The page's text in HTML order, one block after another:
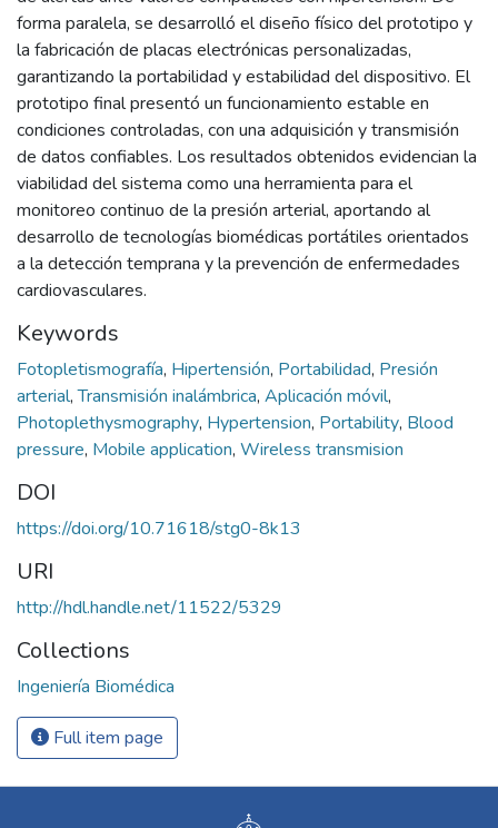
forma paralela, se desarrolló el diseño físico del prototipo y
la fabricación de placas electrónicas personalizadas,
garantizando la portabilidad y estabilidad del dispositivo. El
prototipo final presentó un funcionamiento estable en
condiciones controladas, con una adquisición y transmisión
de datos confiables. Los resultados obtenidos evidencian la
viabilidad del sistema como una herramienta para el
monitoreo continuo de la presión arterial, aportando al
desarrollo de tecnologías biomédicas portátiles orientados
a la detección temprana y la prevención de enfermedades
cardiovasculares.
Keywords
Fotopletismografía, Hipertensión, Portabilidad, Presión
arterial,Transmisión inalámbrica, Aplicación móvil,
Photoplethysmography, Hypertension, Portability, Blood
pressure, Mobile application, Wireless transmision
DOI
https://doi.org/10.71618/stg0-8k13
URI
http://hdl.handle.net/11522/5329
Collections
Ingeniería Biomédica
Full item page